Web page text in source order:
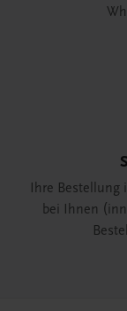
Ihre
bei Ihnen